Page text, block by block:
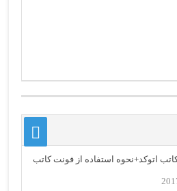
اتوکد+نحوه استفاده از فونت کاتب